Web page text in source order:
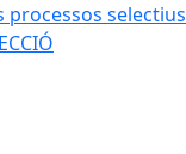
selectius